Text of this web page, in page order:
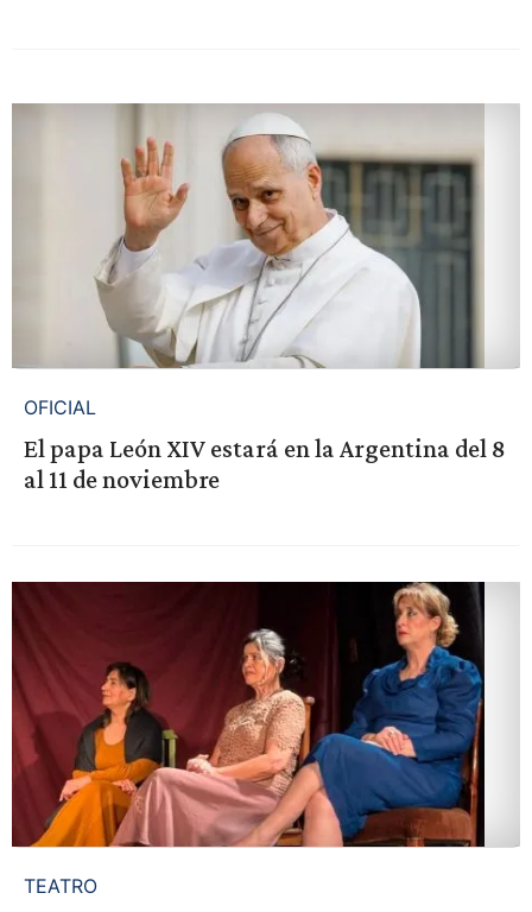
OFICIAL
El papa León XIV estará en la Argentina del 8
al 11 de noviembre
TEATRO